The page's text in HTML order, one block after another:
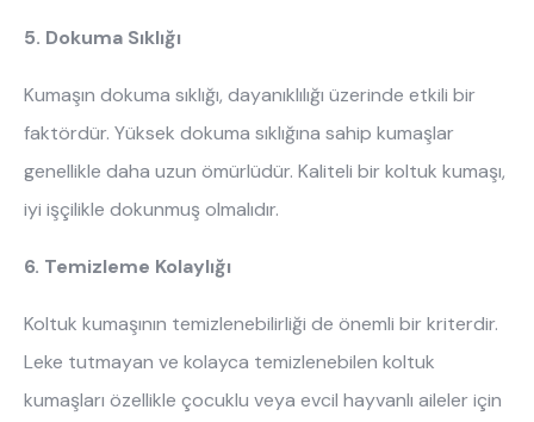
5. Dokuma Sıklığı
Kumaşın dokuma sıklığı, dayanıklılığı üzerinde etkili bir
faktördür. Yüksek dokuma sıklığına sahip kumaşlar
genellikle daha uzun ömürlüdür. Kaliteli bir koltuk kumaşı,
iyi işçilikle dokunmuş olmalıdır.
6. Temizleme Kolaylığı
Koltuk kumaşının temizlenebilirliği de önemli bir kriterdir.
Leke tutmayan ve kolayca temizlenebilen koltuk
kumaşları özellikle çocuklu veya evcil hayvanlı aileler için